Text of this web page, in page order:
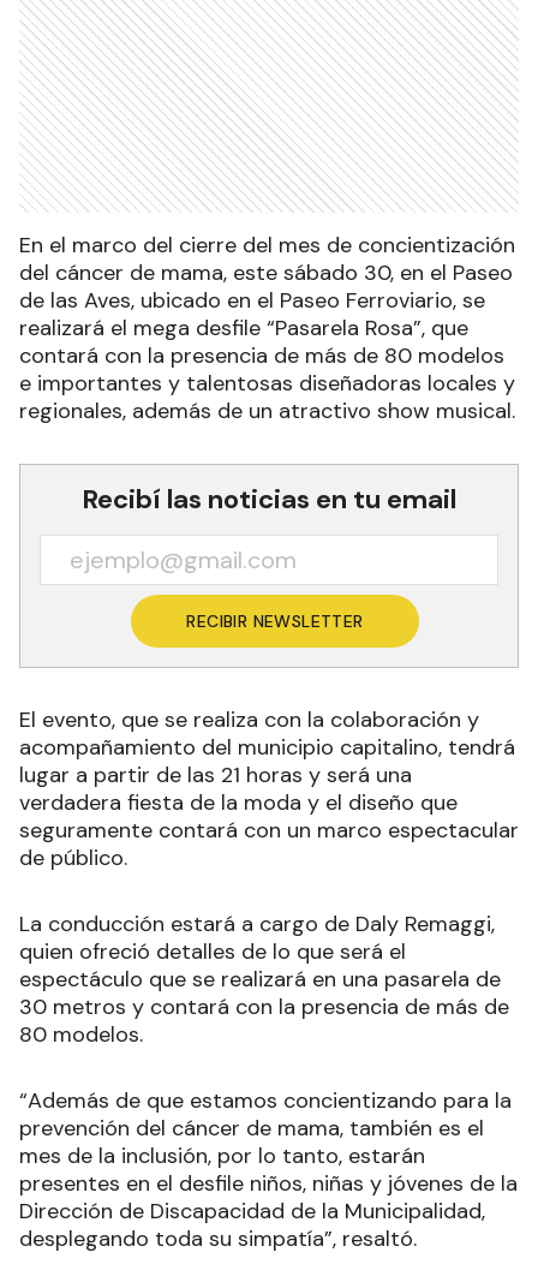
En el marco del cierre del mes de concientización
del cáncer de mama, este sábado 30, en el Paseo
de las Aves, ubicado en el Paseo Ferroviario, se
realizará el mega desfile “Pasarela Rosa”, que
contará con la presencia de más de 80 modelos
e importantes y talentosas diseñadoras locales y
regionales, además de un atractivo show musical.
Recibí las noticias en tu email
RECIBIR NEWSLETTER
El evento, que se realiza con la colaboración y
acompañamiento del municipio capitalino, tendrá
lugar a partir de las 21 horas y será una
verdadera fiesta de la moda y el diseño que
seguramente contará con un marco espectacular
de público.
La conducción estará a cargo de Daly Remaggi,
quien ofreció detalles de lo que será el
espectáculo que se realizará en una pasarela de
30 metros y contará con la presencia de más de
80 modelos.
“Además de que estamos concientizando para la
prevención del cáncer de mama, también es el
mes de la inclusión, por lo tanto, estarán
presentes en el desfile niños, niñas y jóvenes de la
Dirección de Discapacidad de la Municipalidad,
desplegando toda su simpatía”, resaltó.